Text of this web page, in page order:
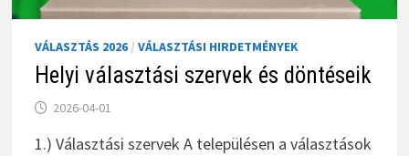
VÁLASZTÁS 2026/ VÁLASZTÁSI HIRDETMÉNYEK
Helyi választási szervek és döntéseik
2026-04-01
1.) Választási szervek A településen a választások